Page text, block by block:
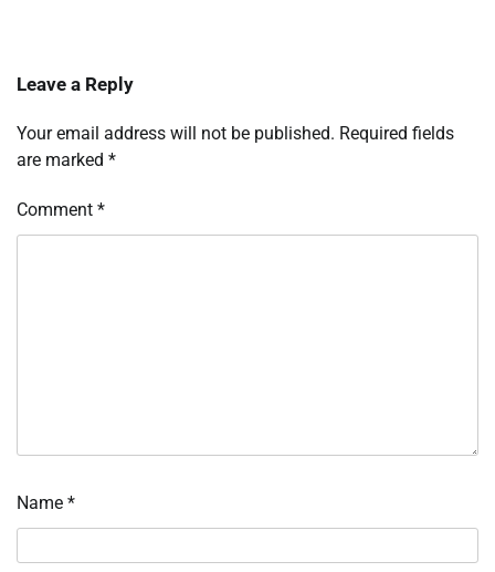
Leave a Reply
Your email address will not be published. Required fields
are marked *
Comment *
Name *